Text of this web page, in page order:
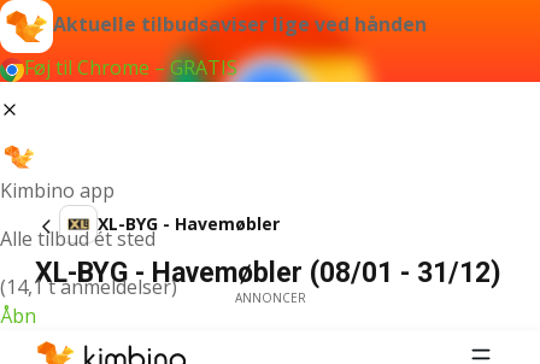
Aktuelle tilbudsaviser lige ved hånden
Føj til Chrome – GRATIS
Kimbino app
Alle tilbud ét sted
(14,1 t anmeldelser)
Åbn
XL-BYG - Havemøbler
XL-BYG - Havemøbler (08/01 - 31/12)
ANNONCER